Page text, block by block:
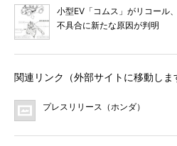
小型EV「コムス」がリコール
不具合に新たな原因が判明
関連リンク（外部サイトに移動しま
プレスリリース（ホンダ）